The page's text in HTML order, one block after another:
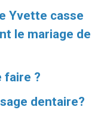
Yvette casse
le mariage de
faire ?
dentaire?